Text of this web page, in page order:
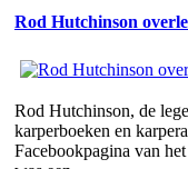
Rod Hutchinson
Rod Hutchinson, de
karperboeken en
Facebookpagina van